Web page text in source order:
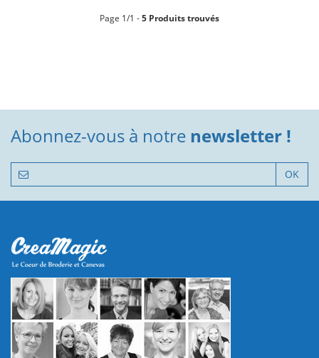
Page 1/1 -5 Produits trouvés
Abonnez-vous à notre newsletter !
OK